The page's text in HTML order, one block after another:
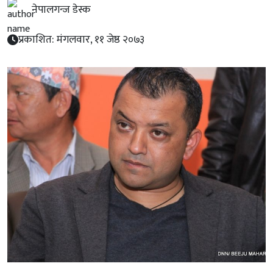
नेपालगन्ज डेस्क
प्रकाशित: मंगलवार, ११ जेष्ठ २०७३